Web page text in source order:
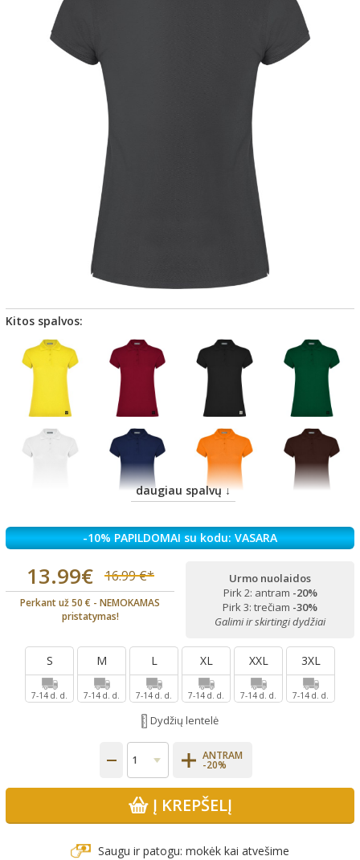
Kitos spalvos:
daugiau spalvų ↓
-10% PAPILDOMAI su kodu: VASARA
13.99€ 16.99 €*
Perkant už 50 € - NEMOKAMAS
pristatymas!
Urmo nuolaidos
Pirk 2: antram -20%
Pirk 3: trečiam -30%
Galimi ir skirtingi dydžiai
S
7-14 d. d.
M
7-14 d. d.
L
7-14 d. d.
XL
7-14 d. d.
XXL
7-14 d. d.
3XL
7-14 d. d.
Dydžių lentelė
ANTRAM
-20%
Į KREPŠELĮ
Saugu ir patogu: mokėk kai atvešime